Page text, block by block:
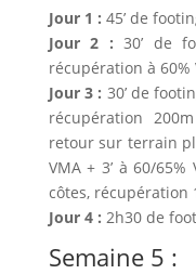
Jour 1 : 45’ de
Jour 2 : 30’ de
récupération à 60%
Jour 3 : 30’ de
récupération
retour sur terrain
VMA + 3’ à 60/
côtes, récupération
Jour 4 : 2h30 de
Semaine 5 :